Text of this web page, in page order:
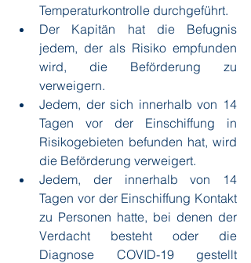
Temperaturkontrolle durchgeführt.
Der Kapitän hat die Befugnis
jedem, der als Risiko empfunden
wird, die Beförderung zu
verweigern.
Jedem, der sich innerhalb von 14
Tagen vor der Einschiffung in
Risikogebieten befunden hat, wird
die Beförderung verweigert.
Jedem, der innerhalb von 14
Tagen vor der Einschiffung Kontakt
zu Personen hatte, bei denen der
Verdacht besteht oder die
Diagnose COVID-19 gestellt